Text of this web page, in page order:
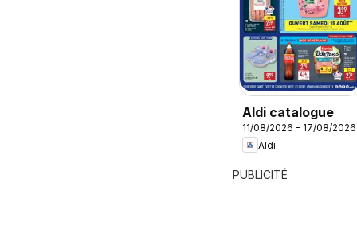
Aldi catalogue
11/08/2026 - 17/08/2026
Aldi
PUBLICITÉ